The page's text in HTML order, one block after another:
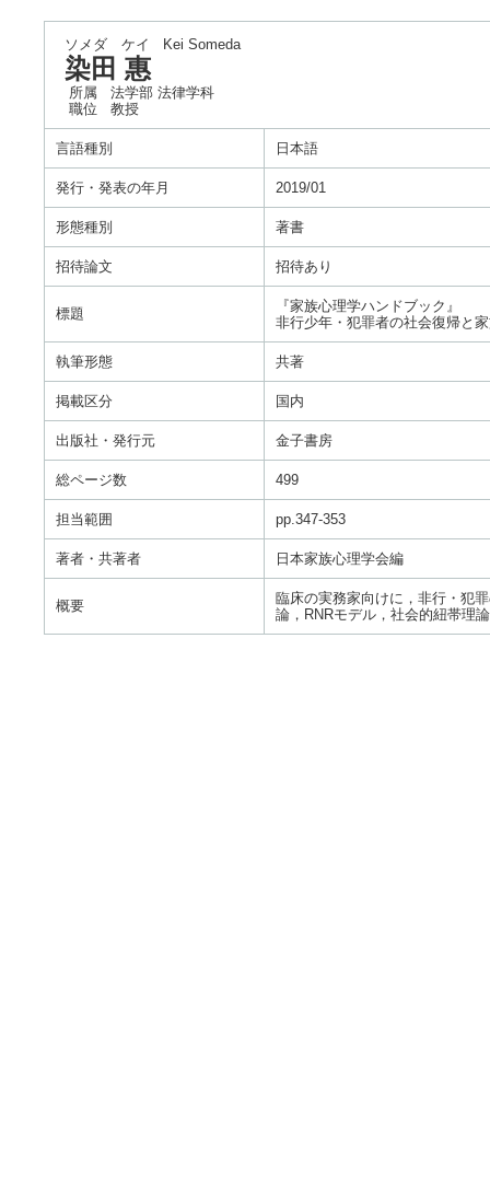
ソメダ ケイ Kei Someda
染田 惠
所属
法学部 法律学科
職位
教授
言語種別 日本語
発行・発表の年月 2019/01
形態種別 著書
招待論文 招待あり
標題
『家族心理学ハンドブック』
非行少年・犯罪者の社会復帰と
執筆形態 共著
掲載区分 国内
出版社・発行元 金子書房
総ページ数 499
担当範囲 pp.347-353
著者・共著者 日本家族心理学会編
概要
臨床の実務家向けに，非行・犯
論，RNRモデル，社会的紐帯理